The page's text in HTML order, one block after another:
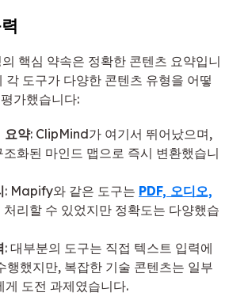
핵심 약속은 정확한 콘텐츠 요약입니
각 도구가 다양한 콘텐츠 유형을 어떻
가했습니다:
요약: ClipMind가 여기서 뛰어났으며,
조화된 마인드 맵으로 즉시 변환했습니
: Mapify와 같은 도구는 PDF, 오디오,
처리할 수 있었지만 정확도는 다양했습
: 대부분의 도구는 직접 텍스트 입력에
행했지만, 복잡한 기술 콘텐츠는 일부
게 도전 과제였습니다.